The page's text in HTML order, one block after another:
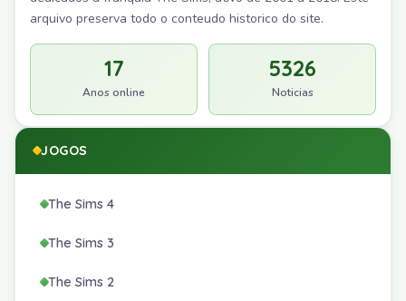
arquivo preserva todo o conteudo historico do site.
17
Anos online
5326
Noticias
JOGOS
The Sims 4
The Sims 3
The Sims 2